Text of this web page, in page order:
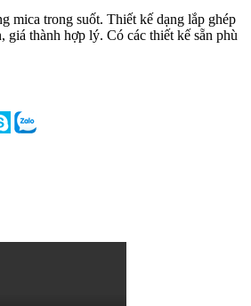
mica trong suốt. Thiết kế dạng lắp ghép
giá thành hợp lý. Có các thiết kế sẵn phù